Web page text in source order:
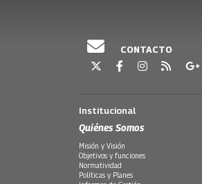
CONTACTO
Institucional
Quiénes Somos
Misión y Visión
Objetivos y funciones
Normatividad
Políticas y Planes